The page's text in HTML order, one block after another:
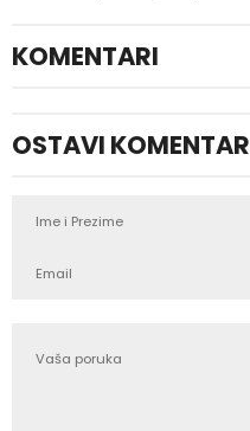
KOMENTARI
OSTAVI KOMENTAR